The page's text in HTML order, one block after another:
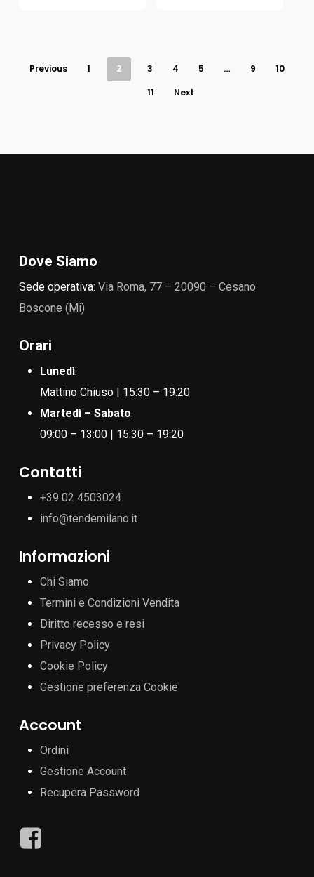
Previous 1 2 3 4 5 … 9
10
11
Next
Dove Siamo
Sede operativa: Via Roma, 77 – 20090 – Cesano
Boscone (Mi)
Orari
Lunedì:
Mattino Chiuso | 15:30 – 19:20
Martedì – Sabato:
09:00 – 13:00 | 15:30 – 19:20
Contatti
+39 02 4503024
info@tendemilano.it
Informazioni
Chi Siamo
Termini e Condizioni Vendita
Diritto recesso e resi
Privacy Policy
Cookie Policy
Gestione preferenza Cookie
Account
Ordini
Gestione Account
Recupera Password